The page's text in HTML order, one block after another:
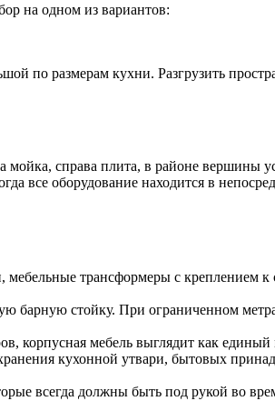
на одном из вариантов:
по размерам кухни. Разгрузить
мойка, справа плита, в районе вершины
все оборудование находится в
трансформеры с креплением к
барную стойку. При ограниченном
корпусная мебель выглядит как
кухонной утвари, бытовых
всегда должны быть под рукой во